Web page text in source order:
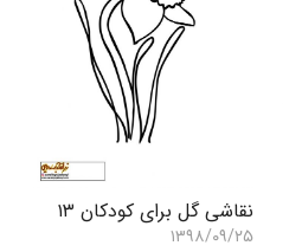
نقاشی گل برای کودکان ۱۳
۱۳۹۸/۰۹/۲۵